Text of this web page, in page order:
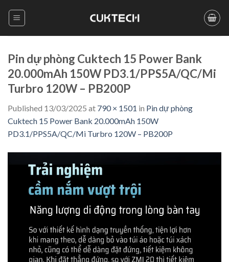
Pin dự phòng Cuktech 15 Power Bank
20.000mAh 150W PD3.1/PPS5A/QC/Mi
Turbro 120W – PB200P
Published 13/03/2025 at 790 × 1501 in Pin dự phòng
Cuktech 15 Power Bank 20.000mAh 150W
PD3.1/PPS5A/QC/Mi Turbro 120W – PB200P